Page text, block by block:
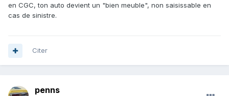
en CGC, ton auto devient un "bien meuble", non saisissable en
cas de sinistre.
Citer
penns